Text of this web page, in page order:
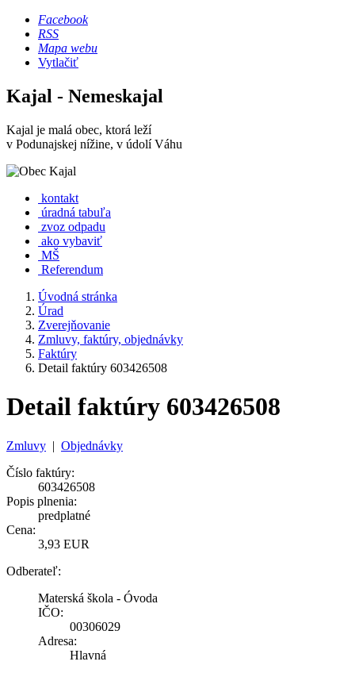
Facebook
RSS
Mapa webu
Vytlačiť
Kajal - Nemeskajal
Kajal je malá obec, ktorá leží
v Podunajskej nížine, v údolí Váhu
kontakt
úradná tabuľa
zvoz odpadu
ako vybaviť
MŠ
Referendum
Úvodná stránka
Úrad
Zverejňovanie
Zmluvy, faktúry, objednávky
Faktúry
Detail faktúry 603426508
Detail faktúry 603426508
Zmluvy | Objednávky
Číslo faktúry:
603426508
Popis plnenia:
predplatné
Cena:
3,93 EUR
Odberateľ:
Materská škola - Óvoda
IČO:
00306029
Adresa:
Hlavná